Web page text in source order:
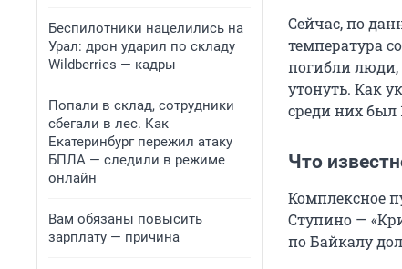
Беспилотники нацелились на
Урал: дрон ударил по складу
Wildberries — кадры
Попали в склад, сотрудники
сбегали в лес. Как
Екатеринбург пережил атаку
БПЛА — следили в режиме
онлайн
Вам обязаны повысить
зарплату — причина
Сейчас, по
температура
погибли люди,
утонуть. Как
среди них был
Что
Комплексное
Ступино —
по Байкалу